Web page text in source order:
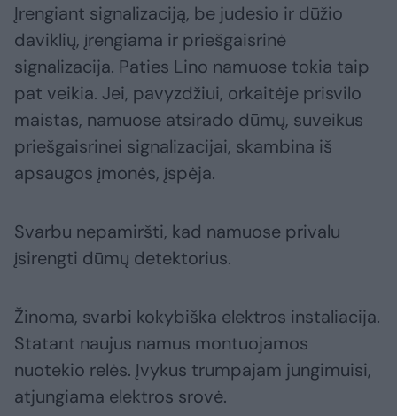
Įrengiant signalizaciją, be judesio ir dūžio
daviklių, įrengiama ir priešgaisrinė
signalizacija. Paties Lino namuose tokia taip
pat veikia. Jei, pavyzdžiui, orkaitėje prisvilo
maistas, namuose atsirado dūmų, suveikus
priešgaisrinei signalizacijai, skambina iš
apsaugos įmonės, įspėja.
Svarbu nepamiršti, kad namuose privalu
įsirengti dūmų detektorius.
Žinoma, svarbi kokybiška elektros instaliacija.
Statant naujus namus montuojamos
nuotekio relės. Įvykus trumpajam jungimuisi,
atjungiama elektros srovė.